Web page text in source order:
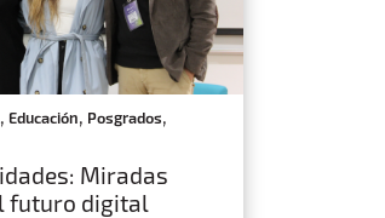
, Educación, Posgrados,
Miradas
futuro digital